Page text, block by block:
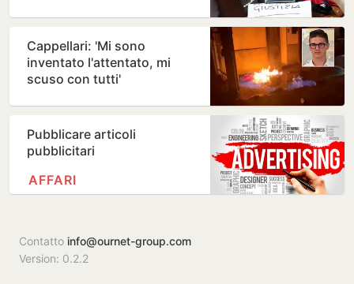
Cappellari: 'Mi sono
inventato l'attentato, mi
scuso con tutti'
Pubblicare articoli
pubblicitari
AFFARI
Contatto info@ournet-group.com
Version: 0.2.2